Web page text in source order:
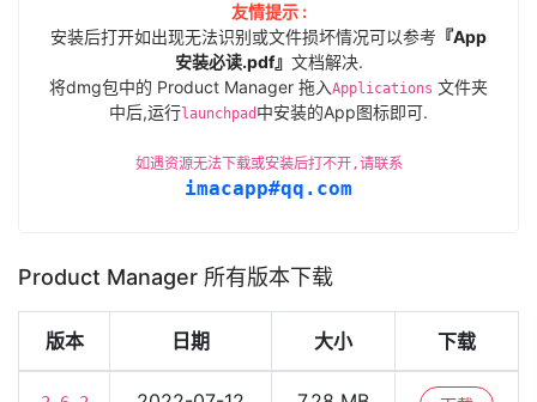
友情提示 :
安装后打开如出现无法识别或文件损坏情况可以参考 『App
安装必读.pdf』 文档解决.
将dmg包中的 Product Manager 拖入Applications 文件夹
中后,运行launchpad 中安装的App图标即可.
如遇资源无法下载或安装后打不开,请联系
imacapp#qq.com
Product Manager 所有版本下载
版本 日期 大小 下载